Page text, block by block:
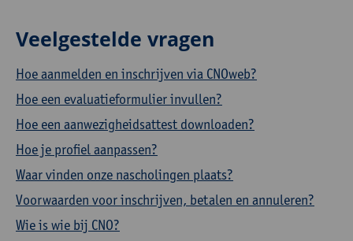
Veelgestelde vragen
Hoe aanmelden en inschrijven via CNOweb?
Hoe een evaluatieformulier invullen?
Hoe een aanwezigheidsattest downloaden?
Hoe je profiel aanpassen?
Waar vinden onze nascholingen plaats?
Voorwaarden voor inschrijven, betalen en annuleren?
Wie is wie bij CNO?